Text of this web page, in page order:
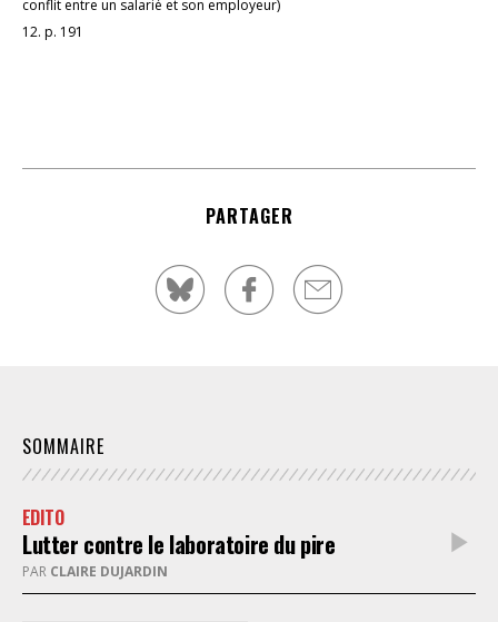
conflit entre un salarié et son employeur)
12. p. 191
PARTAGER
SOMMAIRE
EDITO
Lutter contre le laboratoire du pire
PAR CLAIRE DUJARDIN